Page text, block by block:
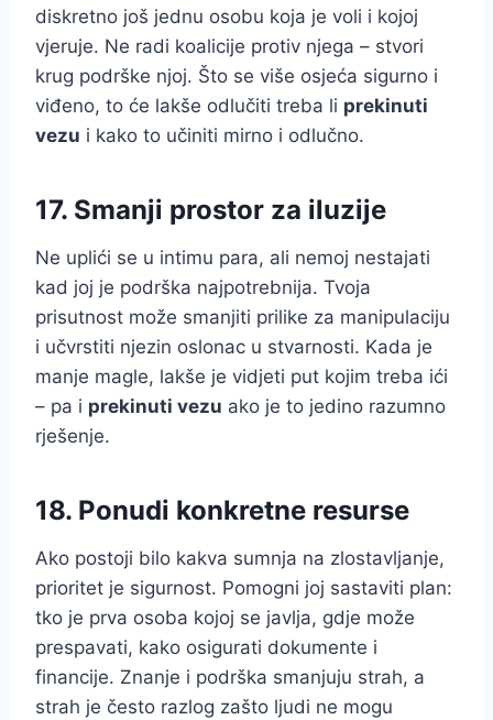
diskretno još jednu osobu koja je voli i kojoj
vjeruje. Ne radi koalicije protiv njega – stvori
krug podrške njoj. Što se više osjeća sigurno i
viđeno, to će lakše odlučiti treba li prekinuti
vezu i kako to učiniti mirno i odlučno.
17. Smanji prostor za iluzije
Ne uplići se u intimu para, ali nemoj nestajati
kad joj je podrška najpotrebnija. Tvoja
prisutnost može smanjiti prilike za manipulaciju
i učvrstiti njezin oslonac u stvarnosti. Kada je
manje magle, lakše je vidjeti put kojim treba ići
– pa i prekinuti vezu ako je to jedino razumno
rješenje.
18. Ponudi konkretne resurse
Ako postoji bilo kakva sumnja na zlostavljanje,
prioritet je sigurnost. Pomogni joj sastaviti plan:
tko je prva osoba kojoj se javlja, gdje može
prespavati, kako osigurati dokumente i
financije. Znanje i podrška smanjuju strah, a
strah je često razlog zašto ljudi ne mogu